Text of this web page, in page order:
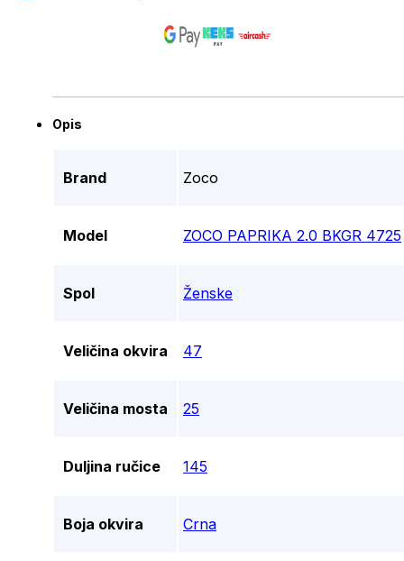
Opis
Brand Zoco
Model ZOCO PAPRIKA 2.0 BKGR 4725
Spol Ženske
Veličina okvira 47
Veličina mosta 25
Duljina ručice 145
Boja okvira Crna